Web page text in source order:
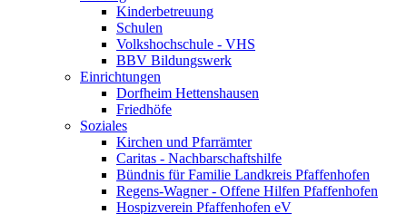
Kinderbetreuung
Schulen
Volkshochschule - VHS
BBV Bildungswerk
Einrichtungen
Dorfheim Hettenshausen
Friedhöfe
Soziales
Kirchen und Pfarrämter
Caritas - Nachbarschaftshilfe
Bündnis für Familie Landkreis Pfaffenhofen
Regens-Wagner - Offene Hilfen Pfaffenhofen
Hospizverein Pfaffenhofen eV